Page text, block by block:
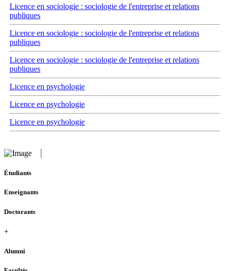
Licence en sociologie : sociologie de l'entreprise et relations
publiques
Licence en sociologie : sociologie de l'entreprise et relations
publiques
Licence en sociologie : sociologie de l'entreprise et relations
publiques
Licence en psychologie
Licence en psychologie
Licence en psychologie
Étudiants
Enseignants
Doctorants
+
Alumni